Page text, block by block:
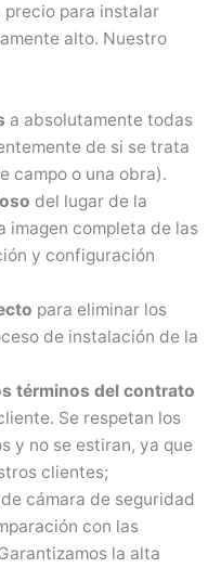
precio para instalar
alto. Nuestro
a absolutamente todas
de si se trata
campo o una obra).
del lugar de la
imagen completa de las
y configuración
para eliminar los
de instalación de la
términos del contrato
Se respetan los
y no se estiran, ya que
clientes;
de cámara de seguridad
con las
la alta